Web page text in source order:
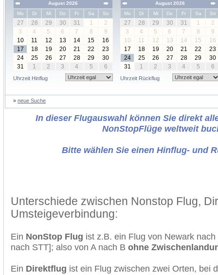
August 2026
Mo
Di Mi Do Fr Sa So
27 28 29 30 31 1
2
3
4 5 6 7 8
9
10
11 12 13 14 15
16
17
18 19 20 21 22
23
24
25 26 27 28 29
30
31
1 2 3 4 5 6
Uhrzeit Hinflug
August 2026
Mo
Di Mi Do Fr Sa So
27 28 29 30 31 1
2
3
4 5 6 7 8
9
10
11 12 13 14 15
16
17
18 19 20 21 22
23
24
25 26 27 28 29
30
31
1 2 3 4 5 6
Uhrzeit Rückflug
» neue Suche
In dieser Flugauswahl können Sie direkt
NonStopFlüge weltweit
Bitte wählen Sie einen Hinflug- und
Unterschiede zwischen Nonstop Flug,
Umsteigeverbindung:
Ein NonStop Flug ist z.B. ein Flug von Newark
nach STT]; also von A nach B ohne
Ein Direktflug ist ein Flug zwischen zwei Orten, bei